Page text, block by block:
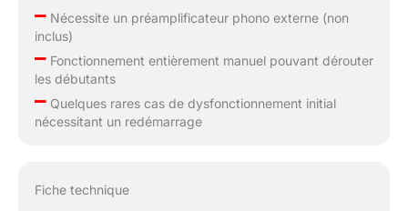
–Nécessite un préamplificateur phono externe (non
inclus)
–Fonctionnement entièrement manuel pouvant dérouter
les débutants
–Quelques rares cas de dysfonctionnement initial
nécessitant un redémarrage
Fiche technique